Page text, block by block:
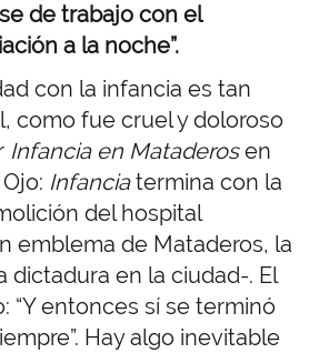
de trabajo con el
a la noche”.
con la infancia es tan
como fue cruel y doloroso
Infancia en Mataderosen
Infanciatermina con la
del hospital
emblema de Mataderos, la
dictadura en la ciudad-. El
“Y entonces sí se terminó
Hay algo inevitable